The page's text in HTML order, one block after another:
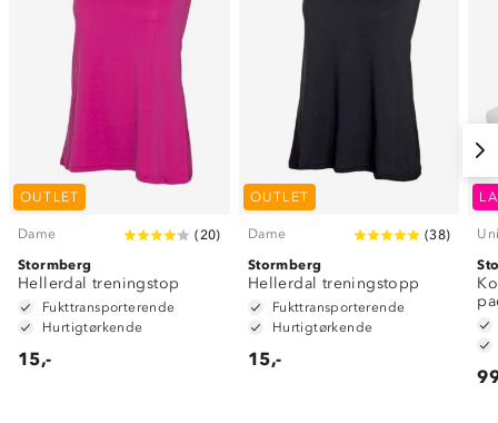
OUTLET
Dame ( 20)
Stormberg
Hellerdal treningstop
Fukttransporterende
Hurtigtørkende
15,-
OUTLET
Dame (38)
Stormberg
Hellerdal treningstopp
Fukttransporterende
Hurtigtørkende
15,-